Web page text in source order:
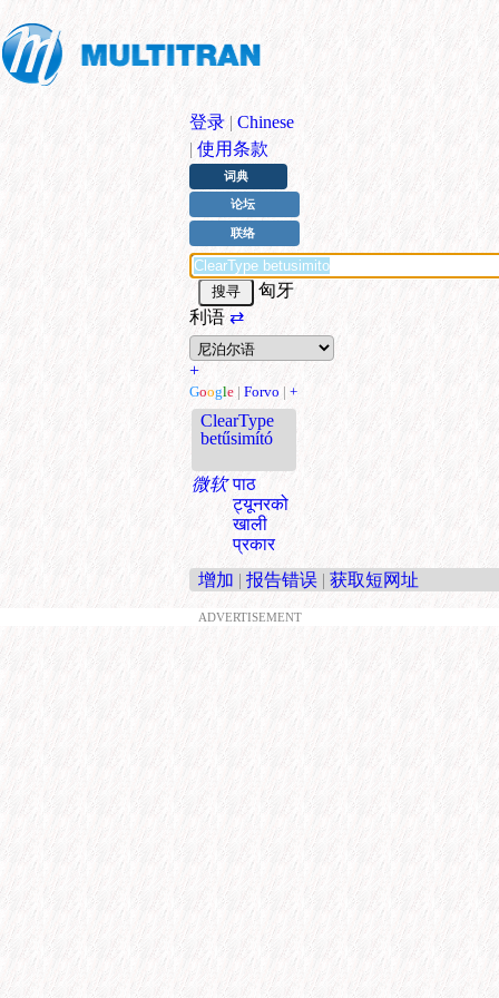
登录 | Chinese
| 使用条款
词典
论坛
联络
匈牙
利语⇄
+
Google | Forvo | +
ClearType
betűsimító
微软 पाठ
ट्यूनरको
खाली
प्रकार
增加 | 报告错误 | 获取短网址
ADVERTISEMENT